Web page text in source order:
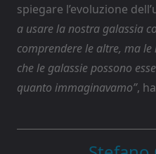
spiegare l’evoluzione
a usare la nostra galassia
comprendere le altre, ma
che le galassie possono
quanto immaginavamo”,